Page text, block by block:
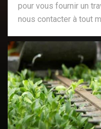
pour vous fournir un
nous contacter à tout